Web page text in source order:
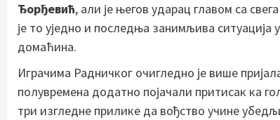
Ђорђевић, али је његов ударац главом са
је то уједно и последња занимљива
домаћина.
Играчима Радничког очигледно је више
полувремена додатно појачали притисак ка
три изгледне прилике да вођство учине